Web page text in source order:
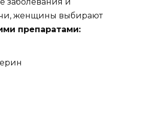
женщины выбирают
препаратами: